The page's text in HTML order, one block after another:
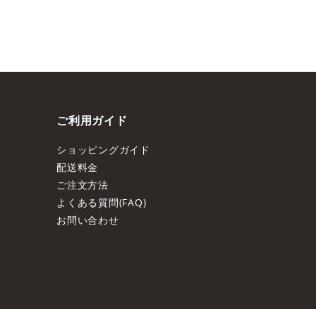
ご利用ガイド
ショッピングガイド
配送料金
ご注文方法
よくある質問(FAQ)
お問い合わせ